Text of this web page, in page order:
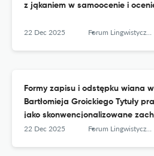
z jąkaniem w samoocenie i
22 Dec 2025 Forum Lingwistyczne
Formy zapisu i odstępku wiana
Bartłomieja Groickiego Tytuły
jako skonwencjonalizowane
22 Dec 2025 Forum Lingwistyczne